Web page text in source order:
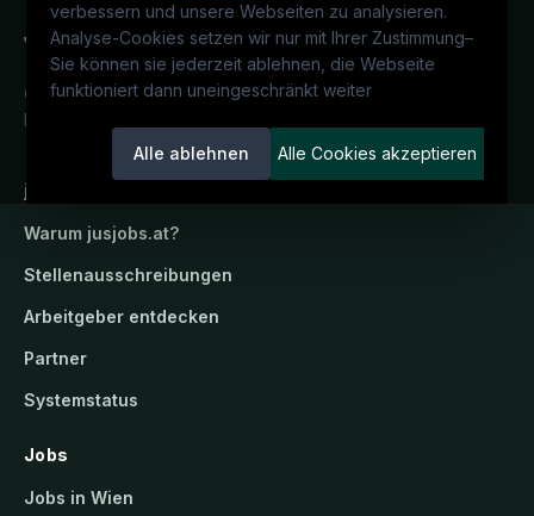
verbessern und unsere Webseiten zu analysieren.
Analyse-Cookies setzen wir nur mit Ihrer Zustimmung–
Sie können sie jederzeit ablehnen, die Webseite
funktioniert dann uneingeschränkt weiter
Alle ablehnen Alle Cookies akzeptieren
Österreichs juristisches Karriereportal.
Ein Service der candidatis GmbH.
jusjobs.at
Warum jusjobs.at?
Stellenausschreibungen
Arbeitgeber entdecken
Partner
Systemstatus
Jobs
Jobs in Wien